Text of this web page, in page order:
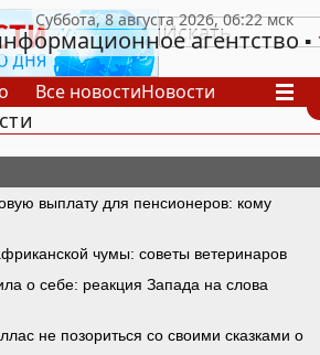
агентство
Все новостиНовости
Архив